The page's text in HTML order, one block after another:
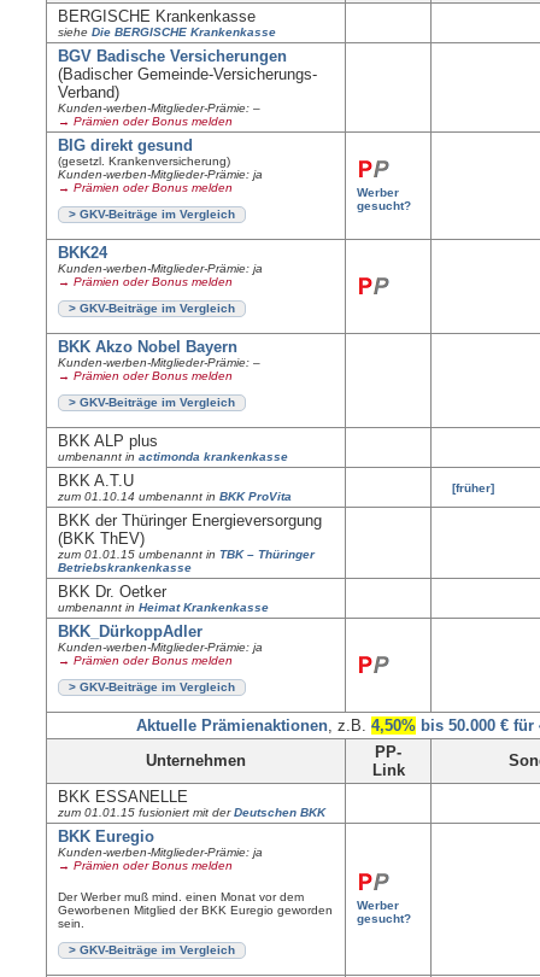
BERGISCHE Krankenkasse
sieheDie BERGISCHE Krankenkasse
BGV Badische Versicherungen
(Badischer Gemeinde-Versicherungs-
Verband)
Kunden-werben-Mitglieder-Prämie: –
→ Prämien oder Bonus melden
BIG direkt gesund
(gesetzl. Krankenversicherung)
Kunden-werben-Mitglieder-Prämie: ja
→ Prämien oder Bonus melden
> GKV-Beiträge im Vergleich
Werber
gesucht?
BKK24
Kunden-werben-Mitglieder-Prämie: ja
→ Prämien oder Bonus melden
> GKV-Beiträge im Vergleich
BKK Akzo Nobel Bayern
Kunden-werben-Mitglieder-Prämie: –
→ Prämien oder Bonus melden
> GKV-Beiträge im Vergleich
BKK ALP plus
umbenannt inactimonda krankenkasse
BKK A.T.U
zum 01.10.14 umbenannt inBKK ProVita
[früher]
BKK der Thüringer Energieversorgung
(BKK ThEV)
zum 01.01.15 umbenannt inTBK – Thüringer
Betriebskrankenkasse
BKK Dr. Oetker
umbenannt inHeimat Krankenkasse
BKK_DürkoppAdler
Kunden-werben-Mitglieder-Prämie: ja
→ Prämien oder Bonus melden
> GKV-Beiträge im Vergleich
Aktuelle Prämienaktionen , z.B.4,50% bis 50.000 € für
Unternehmen
PP-
Link
BKK ESSANELLE
zum 01.01.15 fusioniert mit derDeutschen BKK
BKK Euregio
Kunden-werben-Mitglieder-Prämie: ja
→ Prämien oder Bonus melden
Der Werber muß mind. einen Monat vor dem
Geworbenen Mitglied der BKK Euregio geworden
sein.
> GKV-Beiträge im Vergleich
Werber
gesucht?